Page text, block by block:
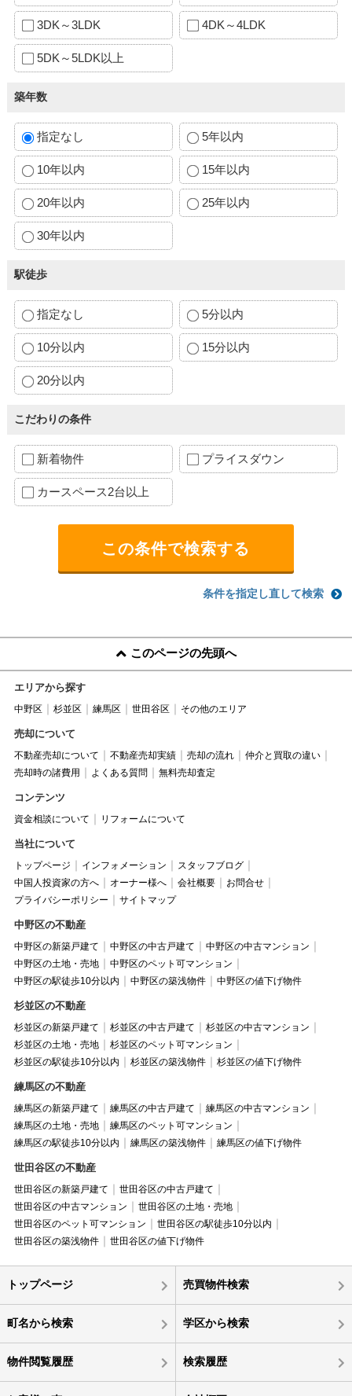
3DK～3LDK 4DK～4LDK
5DK～5LDK以上
築年数
指定なし 5年以内
10年以内 15年以内
20年以内 25年以内
30年以内
駅徒歩
指定なし 5分以内
10分以内 15分以内
20分以内
こだわりの条件
新着物件 プライスダウン
カースペース2台以上
条件を指定し直して検索
このページの先頭へ
エリアから探す
中野区 杉並区 練馬区 世田谷区 その他のエリア
売却について
不動産売却について 不動産売却実績 売却の流れ
仲介と買取の違い
売却時の諸費用
よくある質問 無料売却査定
コンテンツ
資金相談について リフォームについて
当社について
トップページ インフォメーション
スタッフブログ
中国人投資家の方へ
オーナー様へ 会社概要
お問合せ
プライバシーポリシー
サイトマップ
中野区の不動産
中野区の新築戸建て 中野区の中古戸建て
中野区の中古マンション
中野区の土地・売地
中野区のペット可マンション
中野区の駅徒歩10分以内
中野区の築浅物件 中野区の値下げ物件
杉並区の不動産
杉並区の新築戸建て 杉並区の中古戸建て
杉並区の中古マンション
杉並区の土地・売地
杉並区のペット可マンション
杉並区の駅徒歩10分以内
杉並区の築浅物件 杉並区の値下げ物件
練馬区の不動産
練馬区の新築戸建て 練馬区の中古戸建て
練馬区の中古マンション
練馬区の土地・売地
練馬区のペット可マンション
練馬区の駅徒歩10分以内
練馬区の築浅物件 練馬区の値下げ物件
世田谷区の不動産
世田谷区の新築戸建て
世田谷区の中古戸建て
世田谷区の中古マンション
世田谷区の土地・売地
世田谷区のペット可マンション
世田谷区の駅徒歩10分以内
世田谷区の築浅物件
世田谷区の値下げ物件
トップページ 売買物件検索
町名から検索 学区から検索
物件閲覧履歴 検索履歴